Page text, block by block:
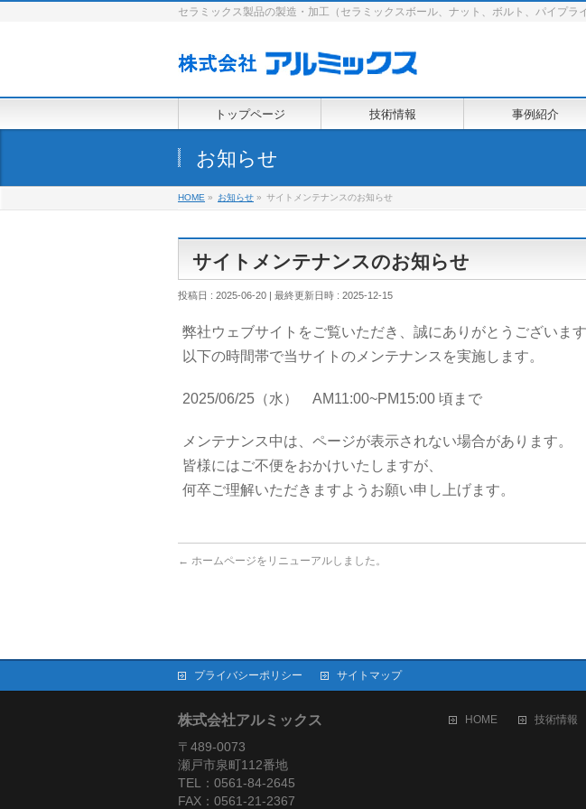
セラミックス製品の製造・加工（セラミックスボール、ナット、ボルト、パイプラ
トップページ 技術情報 事例紹介
お知らせ
HOME » お知らせ » サイトメンテナンスのお知らせ
サイトメンテナンスのお知らせ
投稿日 : 2025-06-20 最終更新日時 : 2025-12-15
弊社ウェブサイトをご覧いただき、誠にありがとうございます
以下の時間帯で当サイトのメンテナンスを実施します。
2025/06/25（水） AM11:00~PM15:00 頃まで
メンテナンス中は、ページが表示されない場合があります。
皆様にはご不便をおかけいたしますが、
何卒ご理解いただきますようお願い申し上げます。
← ホームページをリニューアルしました。
プライバシーポリシー サイトマップ
株式会社アルミックス
〒489-0073
瀬戸市泉町112番地
TEL：0561-84-2645
FAX：0561-21-2367
HOME 技術情報